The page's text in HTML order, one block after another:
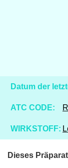
Datum der
ATC CODE:
WIRKSTOFF:
Dieses